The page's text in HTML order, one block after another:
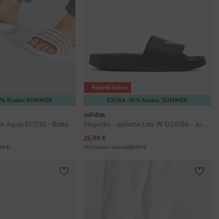
Kodas: SUMMER
Aqua EF1730 · Balta
€
EXTRA -15% Kodas: SUMMER
Palanki kaina
adidas
Šlepetės · adilette Lite W GZ6196 · Juoda
Dabartinė kaina
25,99 €
Mažiausia kaina28,99 €